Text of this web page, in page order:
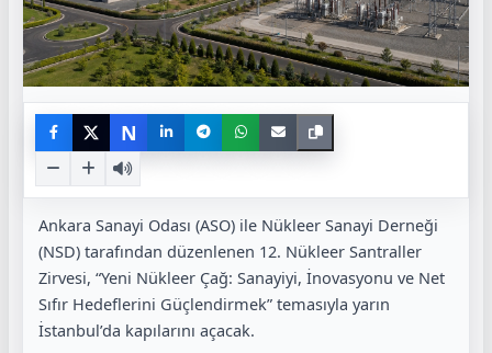
N
Ankara Sanayi Odası (ASO) ile Nükleer Sanayi Derneği
(NSD) tarafından düzenlenen 12. Nükleer Santraller
Zirvesi, “Yeni Nükleer Çağ: Sanayiyi, İnovasyonu ve Net
Sıfır Hedeflerini Güçlendirmek” temasıyla yarın
İstanbul’da kapılarını açacak.